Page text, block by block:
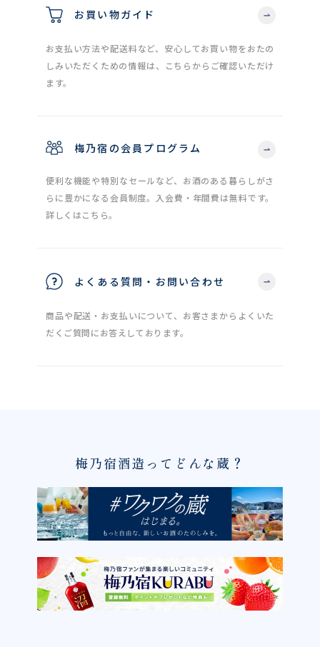
お買い物ガイド
お支払い方法や配送料など、安心してお買い物をおたの
しみいただくための情報は、こちらからご確認いただけ
ます。
梅乃宿の会員プログラム
便利な機能や特別なセールなど、お酒のある暮らしがさ
らに豊かになる会員制度。入会費・年間費は無料です。
詳しくはこちら。
よくある質問・お問い合わせ
商品や配送・お支払いについて、お客さまからよくいた
だくご質問にお答えしております。
梅乃宿酒造ってどんな蔵？